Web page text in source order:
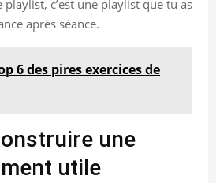
playlist, c’est une playlist que tu as
après séance.
6 des pires exercices de
une
utile